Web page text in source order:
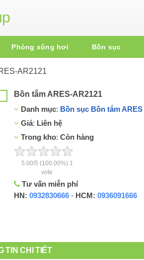
Phòng xông hơi Bồn sục
AR2121
Bồn tắm ARES-AR2121
Danh mục: Bồn sục Bồn tắm ARES
Giá: Liên hệ
Trong kho: Còn hàng
5.00/5 (100.00%) 1
vote
Tư vấn miễn phí
HN: 0932830666- HCM: 0936091666
TIN CHI TIẾT